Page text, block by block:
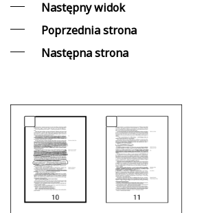
Następny widok
Poprzednia strona
Następna strona